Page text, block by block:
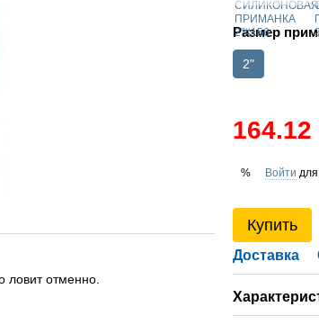
ловит отменно.
Размер
2"
164.12
% Войти
Купить
Доставка